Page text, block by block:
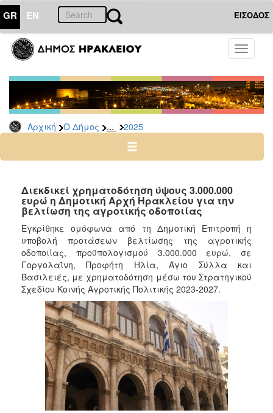
GR EN ΕΙΣΟΔΟΣ
Toggle
Αρχική Ο Δήμος ... 2025
ΔΗΜΟΣ
Δελτία
Τύπου
Αρχείο
2026
2024
2022
2020
2019
2018
2017
2016
2015
2013
2012
2011
2010
Διεκδικεί χρηματοδότηση ύψους 3.000.000
ευρώ η Δημοτική Αρχή Ηρακλείου για την
βελτίωση της αγροτικής οδοποιίας
Εγκρίθηκε ομόφωνα από τη Δημοτική Επιτροπή η
υποβολή προτάσεων βελτίωσης της αγροτικής
οδοποιίας, προϋπολογισμού 3.000.000 ευρώ, σε
Γοργολαΐνη, Προφήτη Ηλία, Άγιο Σύλλα και
Βασιλειές, με χρηματοδότηση μέσω του Στρατηγικού
Σχεδίου Κοινής Αγροτικής Πολιτικής 2023-2027.